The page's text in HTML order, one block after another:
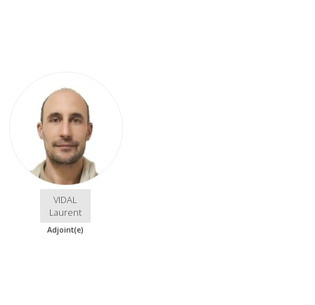
VIDAL
Laurent
Adjoint(e)